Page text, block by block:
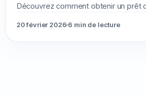
Découvrez comment obtenir un prêt
difficile.
20 février 2026 6 min de lecture